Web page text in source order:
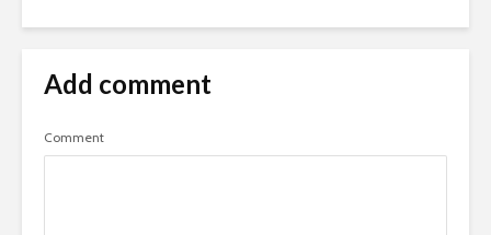
Add comment
Comment